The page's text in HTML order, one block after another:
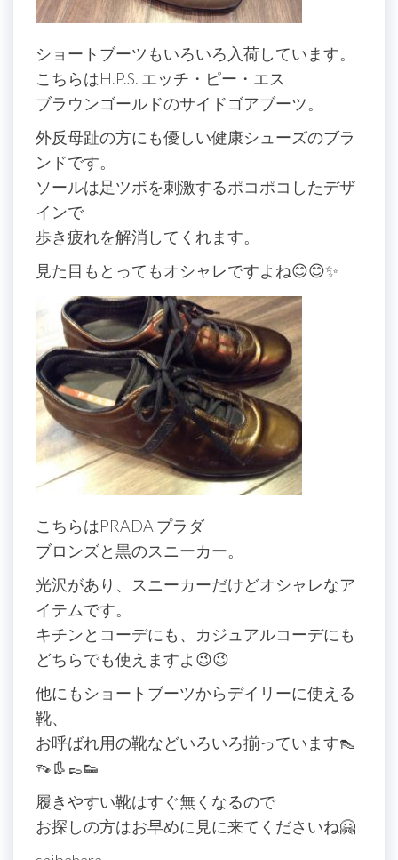
ショートブーツもいろいろ入荷しています。
こちらはH.P.S. エッチ・ピー・エス
ブラウンゴールドのサイドゴアブーツ。
外反母趾の方にも優しい健康シューズのブラ
ンドです。
ソールは足ツボを刺激するポコポコしたデザ
インで
歩き疲れを解消してくれます。
見た目もとってもオシャレですよね😊😊✨
こちらはPRADA プラダ
ブロンズと黒のスニーカー。
光沢があり、スニーカーだけどオシャレなア
イテムです。
キチンとコーデにも、カジュアルコーデにも
どちらでも使えますよ😉😉
他にもショートブーツからデイリーに使える
靴、
お呼ばれ用の靴などいろいろ揃っています👠
👡👢👞👟
履きやすい靴はすぐ無くなるので
お探しの方はお早めに見に来てくださいね🤗